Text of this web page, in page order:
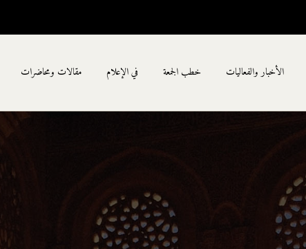
الأخبار والفعاليات خطب الجمعة في الإعلام مقالات ومحاضرات